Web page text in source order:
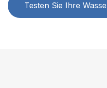
Testen Sie Ihre